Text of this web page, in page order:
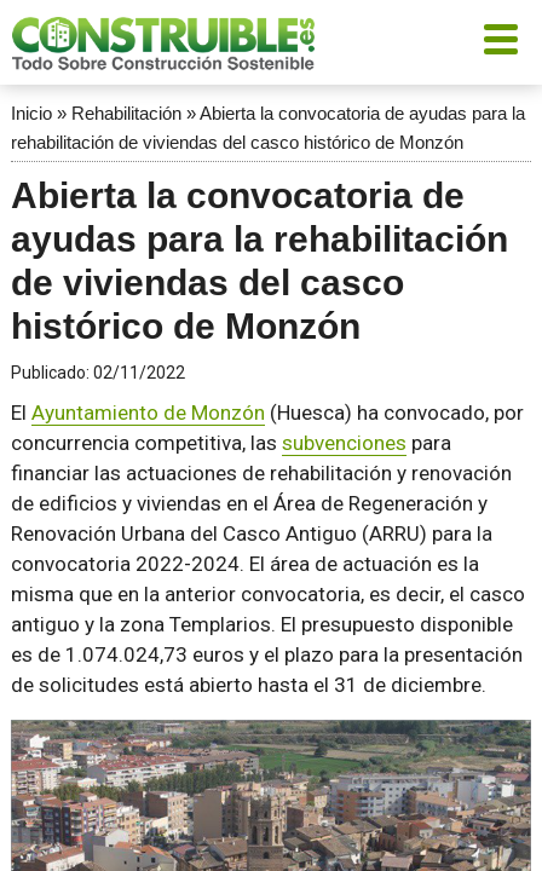
Inicio» Rehabilitación»Abierta la convocatoria de ayudas para la
rehabilitación de viviendas del casco histórico de Monzón
Abierta la convocatoria de
ayudas para la rehabilitación
de viviendas del casco
histórico de Monzón
Publicado: 02/11/2022
El Ayuntamiento de Monzón (Huesca) ha convocado, por
concurrencia competitiva, las subvenciones para
financiar las actuaciones de rehabilitación y renovación
de edificios y viviendas en el Área de Regeneración y
Renovación Urbana del Casco Antiguo (ARRU) para la
convocatoria 2022-2024. El área de actuación es la
misma que en la anterior convocatoria, es decir, el casco
antiguo y la zona Templarios. El presupuesto disponible
es de 1.074.024,73 euros y el plazo para la presentación
de solicitudes está abierto hasta el 31 de diciembre.